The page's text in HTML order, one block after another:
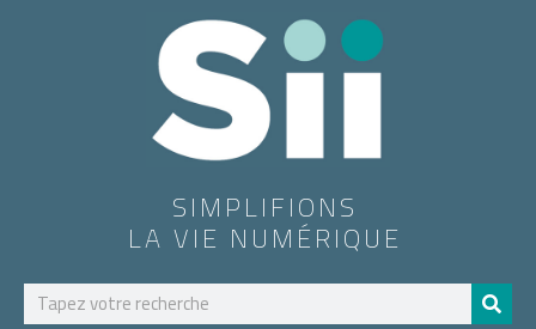
SIMPLIFIONS
LA VIE NUMÉRIQUE